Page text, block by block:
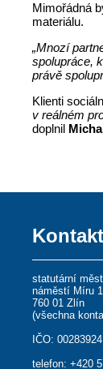
Mimořádná
materiálu.
„Mnozí
spolupráce,
právě
Klienti
v reálném
doplnil
statutární
náměstí Míru
760 01 Zlín
(všechna
IČO: 00283924
telefon:+420